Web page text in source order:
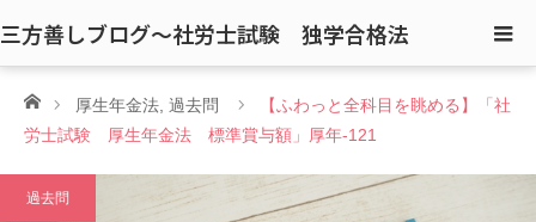
三方善しブログ〜社労士試験 独学合格法
ホーム厚生年金法 過去問
【ふわっと全科目を眺める】「社
労士試験 厚生年金法 標準賞与額」厚年-121
過去問